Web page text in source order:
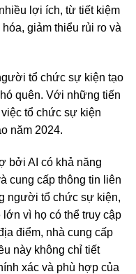
lợi ích, từ tiết kiệm
giảm thiểu rủi ro và
tổ chức sự kiện tạo
quên. Với những tiến
việc tổ chức sự kiện
năm 2024.
bởi AI có khả năng
cung cấp thông tin liên
người tổ chức sự kiện,
vì họ có thể truy cập
điểm, nhà cung cấp
này không chỉ tiết
xác và phù hợp của